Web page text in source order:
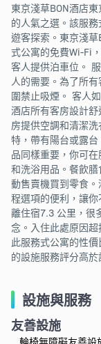
東京淺草BON酒店
的人氣之選。該服
遊客探索。東京淺
式公寓的免費Wi-Fi
客人提供泊車位。
人的需要。為了所
圍禁止吸煙。 客人
酒店所有客房設計
房提供空調和清潔
特，帶有陽台或露
品同樣重要，你可
和洗浴用品。餐飲
動售賣機買到零食
程選項的便利，讓
離住宿7.3 公里，很
念。入住此處原因
此服務式公寓的性
的設施服務評分高於
設施與服務
友善設施